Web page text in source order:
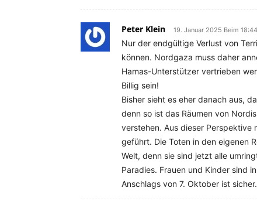
Peter Klein 19. Januar 2025 Beim 18:44
Nur der endgültige Verlust von
können. Nordgaza muss daher
Hamas-Unterstützer vertrieben
Billig sein!
Bisher sieht es eher danach aus,
denn so ist das Räumen von
verstehen. Aus dieser Perspektive
geführt. Die Toten in den eigenen
Welt, denn sie sind jetzt alle
Paradies. Frauen und Kinder sind
Anschlags von 7. Oktober ist sicher.